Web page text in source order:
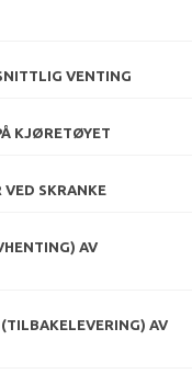
VENTING
KJØRETØYET
VED SKRANKE
AV
AV